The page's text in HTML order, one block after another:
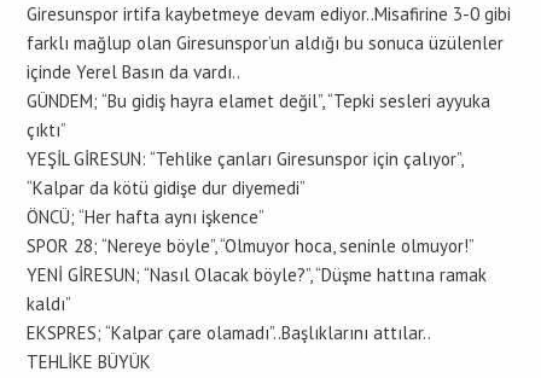
Giresunspor irtifa kaybetmeye devam ediyor..Misafirine 3-0 gibi
farklı mağlup olan Giresunspor’un aldığı bu sonuca üzülenler
içinde Yerel Basın da vardı..
GÜNDEM; “Bu gidiş hayra elamet değil”, “Tepki sesleri ayyuka
çıktı”
YEŞİL GİRESUN: “Tehlike çanları Giresunspor için çalıyor”,
“Kalpar da kötü gidişe dur diyemedi”
ÖNCÜ; “Her hafta aynı işkence”
SPOR 28; “Nereye böyle”, “Olmuyor hoca, seninle olmuyor!”
YENİ GİRESUN; “Nasıl Olacak böyle?”, “Düşme hattına ramak
kaldı”
EKSPRES; “Kalpar çare olamadı”..Başlıklarını attılar..
TEHLİKE BÜYÜK